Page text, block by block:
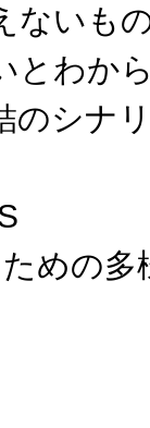
ないも
とわか
のシナ
めの多